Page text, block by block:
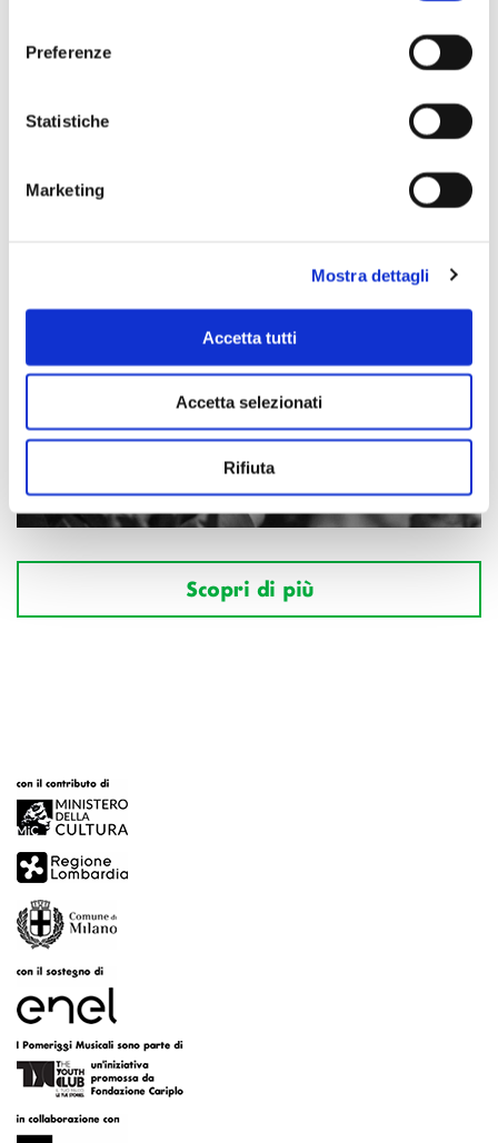
Preferenze
Statistiche
Marketing
Mostra dettagli
Accetta tutti
Accetta selezionati
Rifiuta
Scopri di più